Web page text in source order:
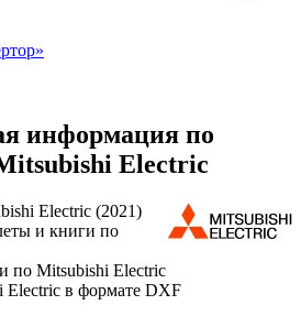
информация по
Electric
Electric (2021)
и книги по
по Mitsubishi Electric
Electric в формате DXF